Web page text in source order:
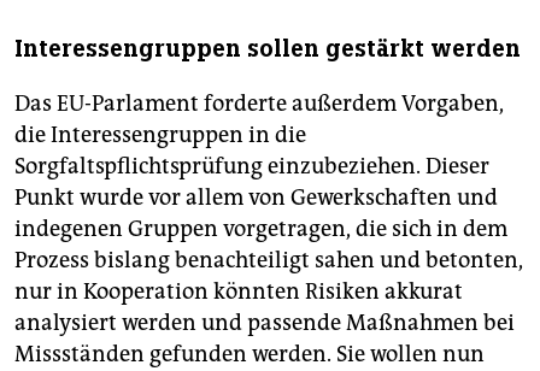
Interessengruppen sollen gestärkt werden
Das EU-Parlament forderte außerdem Vorgaben,
die Interessengruppen in die
Sorgfaltspflichtsprüfung einzubeziehen. Dieser
Punkt wurde vor allem von Gewerkschaften und
indegenen Gruppen vorgetragen, die sich in dem
Prozess bislang benachteiligt sahen und betonten,
nur in Kooperation könnten Risiken akkurat
analysiert werden und passende Maßnahmen bei
Missständen gefunden werden. Sie wollen nun